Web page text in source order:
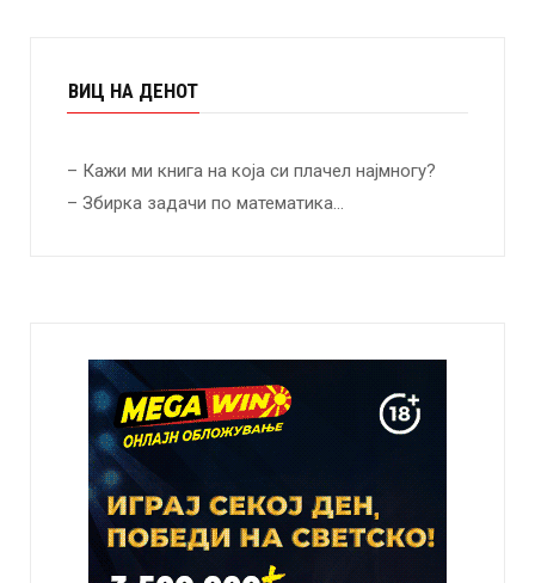
ВИЦ НА ДЕНОТ
– Кажи ми книга на која си плачел најмногу?
– Збирка задачи по математика…